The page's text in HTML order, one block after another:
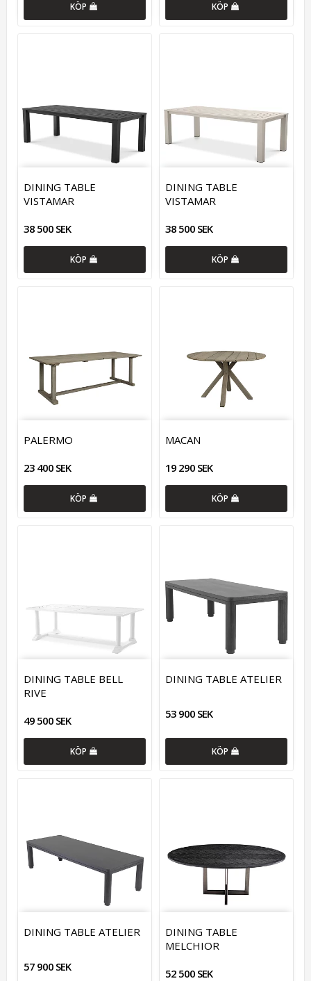
KÖP KÖP
DINING TABLE
VISTAMAR
38 500 SEK
KÖP
DINING TABLE
VISTAMAR
38 500 SEK
KÖP
PALERMO
23 400 SEK
KÖP
MACAN
19 290 SEK
KÖP
DINING TABLE BELL
RIVE
49 500 SEK
KÖP
DINING TABLE ATELIER
53 900 SEK
KÖP
DINING TABLE ATELIER
57 900 SEK
DINING TABLE
MELCHIOR
52 500 SEK